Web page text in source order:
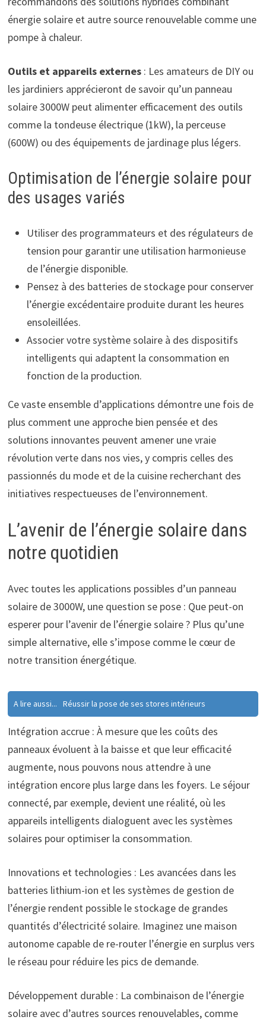
énergie solaire et autre source renouvelable comme une
pompe à chaleur.
Outils et appareils externes: Les amateurs de DIY ou
les jardiniers apprécieront de savoir qu’un panneau
solaire 3000W peut alimenter efficacement des outils
comme la tondeuse électrique (1kW), la perceuse
(600W) ou des équipements de jardinage plus légers.
Optimisation de l’énergie solaire pour
des usages variés
Utiliser des programmateurs et des régulateurs de
tension pour garantir une utilisation harmonieuse
de l’énergie disponible.
Pensez à des batteries de stockage pour conserver
l’énergie excédentaire produite durant les heures
ensoleillées.
Associer votre système solaire à des dispositifs
intelligents qui adaptent la consommation en
fonction de la production.
Ce vaste ensemble d’applications démontre une fois de
plus comment une approche bien pensée et des
solutions innovantes peuvent amener une vraie
révolution verte dans nos vies, y compris celles des
passionnés du mode et de la cuisine recherchant des
initiatives respectueuses de l’environnement.
L’avenir de l’énergie solaire dans
notre quotidien
Avec toutes les applications possibles d’un panneau
solaire de 3000W, une question se pose : Que peut-on
esperer pour l’avenir de l’énergie solaire ? Plus qu’une
simple alternative, elle s’impose comme le cœur de
notre transition énergétique.
A lire aussi... Réussir la pose de ses stores intérieurs
Intégration accrue : À mesure que les coûts des
panneaux évoluent à la baisse et que leur efficacité
augmente, nous pouvons nous attendre à une
intégration encore plus large dans les foyers. Le séjour
connecté, par exemple, devient une réalité, où les
appareils intelligents dialoguent avec les systèmes
solaires pour optimiser la consommation.
Innovations et technologies : Les avancées dans les
batteries lithium-ion et les systèmes de gestion de
l’énergie rendent possible le stockage de grandes
quantités d’électricité solaire. Imaginez une maison
autonome capable de re-router l’énergie en surplus vers
le réseau pour réduire les pics de demande.
Développement durable : La combinaison de l’énergie
solaire avec d’autres sources renouvelables, comme